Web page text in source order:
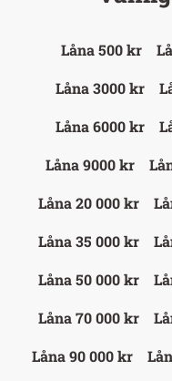
Låna 500 kr
Låna 3000 kr
Låna 6000 kr
Låna 9000 kr
Låna 20 000 kr
Låna 35 000 kr
Låna 50 000 kr
Låna 70 000 kr
Låna 90 000 kr